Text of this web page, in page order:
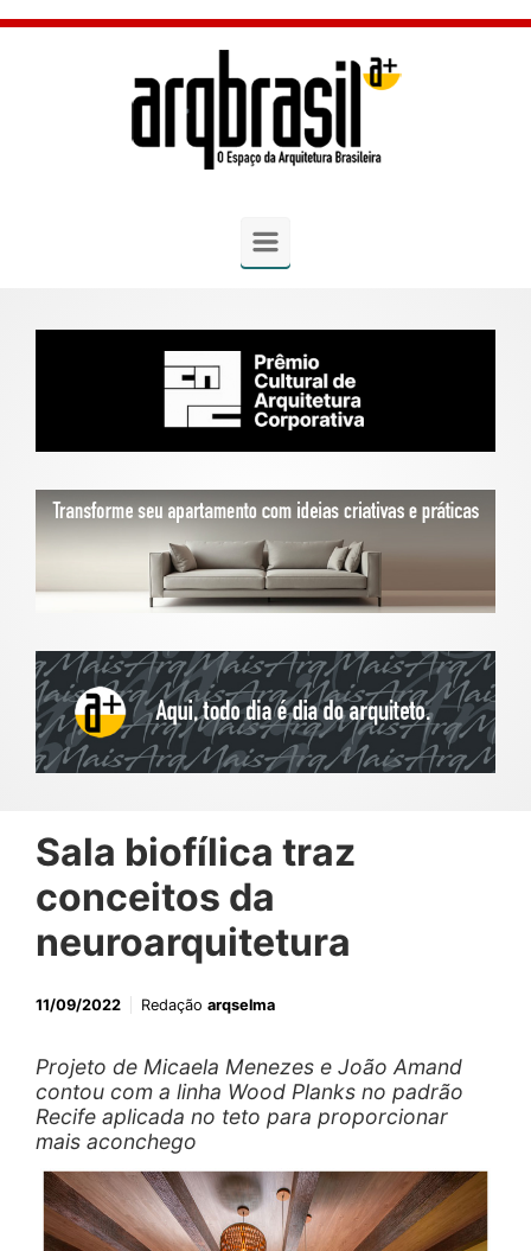
Skip to main content
Sala biofílica traz
conceitos da
neuroarquitetura
11/09/2022 Redação arqselma
Projeto de Micaela Menezes e João Amand
contou com a linha Wood Planks no padrão
Recife aplicada no teto para proporcionar
mais aconchego